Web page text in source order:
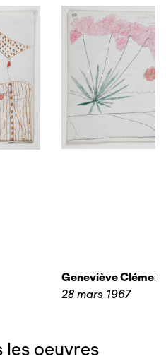
Geneviève Clément
28 mars 1967
les oeuvres